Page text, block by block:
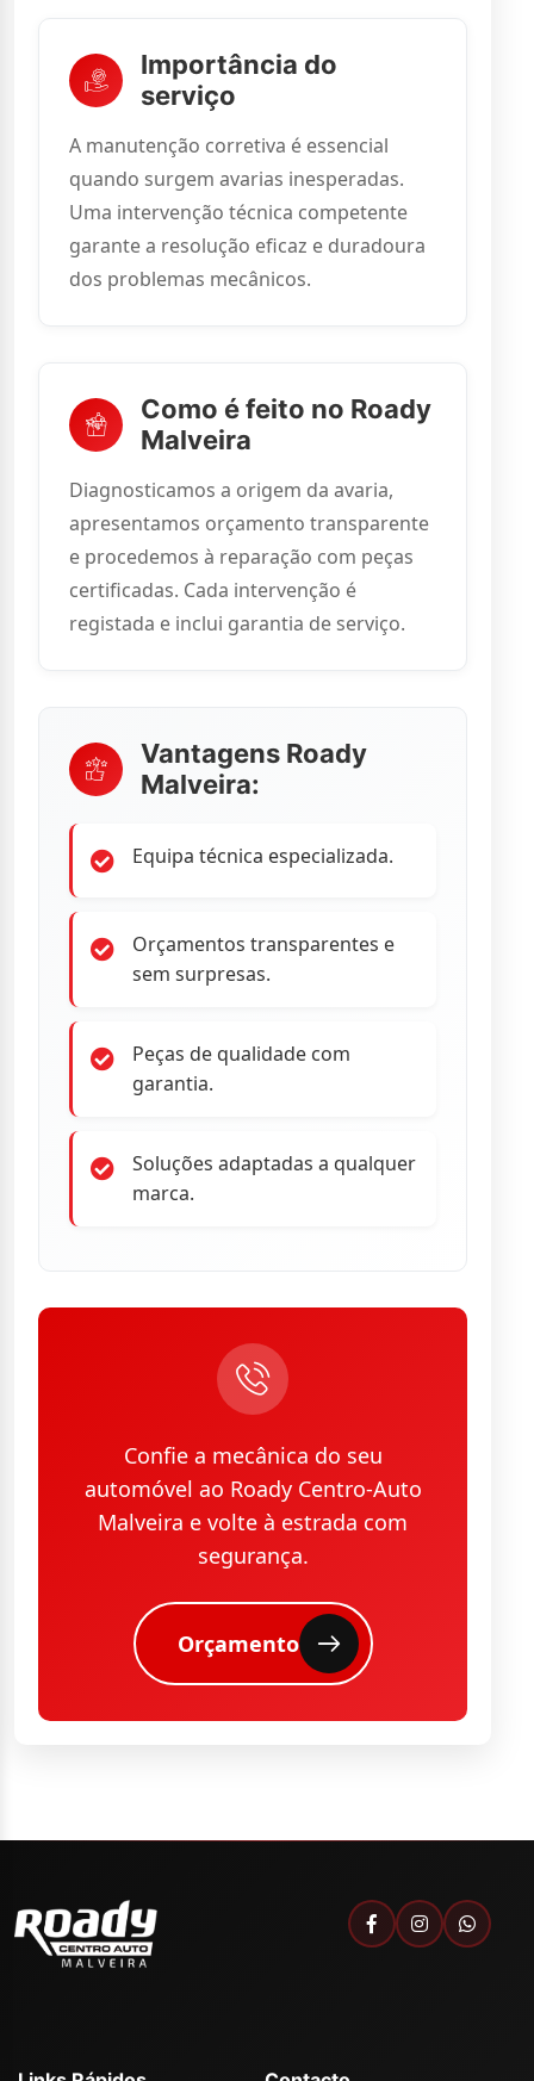
Importância do
serviço
A manutenção corretiva é essencial
quando surgem avarias inesperadas.
Uma intervenção técnica competente
garante a resolução eficaz e duradoura
dos problemas mecânicos.
Como é feito no Roady
Malveira
Diagnosticamos a origem da avaria,
apresentamos orçamento transparente
e procedemos à reparação com peças
certificadas. Cada intervenção é
registada e inclui garantia de serviço.
Vantagens Roady
Malveira:
Equipa técnica especializada.
Orçamentos transparentes e
sem surpresas.
Peças de qualidade com
garantia.
Soluções adaptadas a qualquer
marca.
Confie a mecânica do seu
automóvel ao Roady Centro-Auto
Malveira e volte à estrada com
segurança.
Orçamento